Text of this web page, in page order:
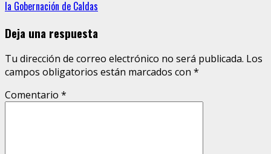
la Gobernación de Caldas
Deja una respuesta
Tu dirección de correo electrónico no será publicada. Los
campos obligatorios están marcados con *
Comentario *